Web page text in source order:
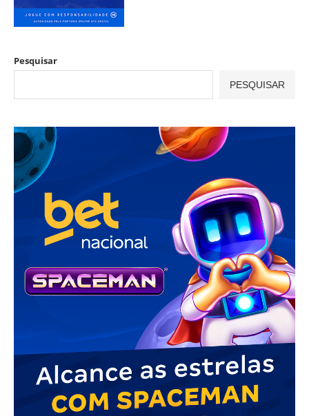
Pesquisar
PESQUISAR